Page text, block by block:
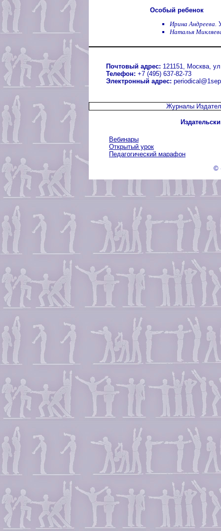
Особый ребенок
Ирина Андреева.
Наталья
Почтовый адрес: 121151, Москва,
Телефон: +7 (495) 637-82-73
Электронный адрес:
Журналы
Вебинары
Открытый урок
Педагогический марафон
©